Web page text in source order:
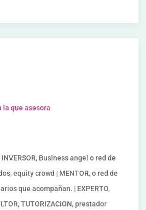
la que asesora
INVERSOR, Business angel o red de
equity crowd | MENTOR, o red de
que acompañan. | EXPERTO,
TUTORIZACION, prestador